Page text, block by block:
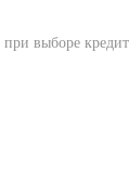
выборе